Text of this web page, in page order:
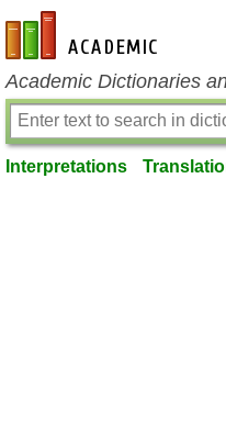
en-academic.com
Academic Dictionaries
Interpretations